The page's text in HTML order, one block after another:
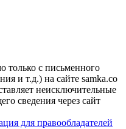
только с письменного
и т.д.) на сайте samka.co
неисключительные
сведения через сайт
для правообладателей